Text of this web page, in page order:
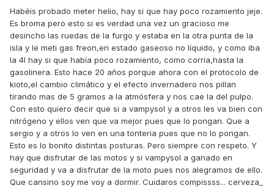
Habéis probado meter helio, hay si que hay poco rozamiento jeje.
Es broma pero esto si es verdad una vez un gracioso me
desincho las ruedas de la furgo y estaba en la otra punta de la
isla y le meti gas freon,en estado gaseoso no líquido, y como iba
la 4l hay si que había poco rozamiento, como corria,hasta la
gasolinera. Esto hace 20 años porque ahora con el protocolo de
kioto,el cambio climático y el efecto invernadero nos pillan
tirando mas de 5 gramos a la atmósfera y nos cae la del pulpo.
Con esto quiero decir que si a vampysol y a otros les va bien con
nitrógeno y ellos ven que va mejor pues que lo pongan. Que a
sergio y a otros lo ven en una tonteria pues que no lo pongan.
Esto es lo bonito distintas posturas. Pero siempre con respeto. Y
hay que disfrutar de las motos y si vampysol a ganado en
seguridad y va a disfrutar de la moto pues nos alegramos de ello.
Que cansino soy me voy a dormir. Cuidaros compissss... cerveza_